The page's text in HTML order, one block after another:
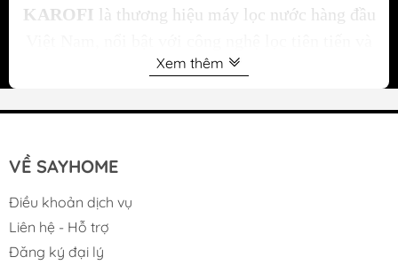
KAROFI là thương hiệu máy lọc nước hàng đầu
chất lượng đạt chuẩn. Sản phẩm mang đến nguồn
Xem thêm
VỀ SAYHOME
Điều khoản dịch vụ
Liên hệ - Hỗ trợ
Đăng ký đại lý